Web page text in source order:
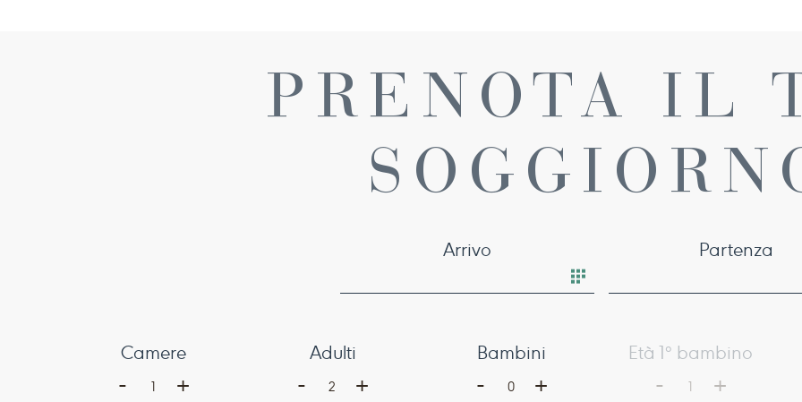
PRENOTA IL
Arrivo Partenza
Camere
1
- +
Adulti
2
- +
Bambini
0
- +
Età 1° bambino
1
- +